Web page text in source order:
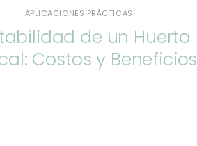
APLICACIONES PRÁCTICAS
de un Huerto
Costos y Beneficios